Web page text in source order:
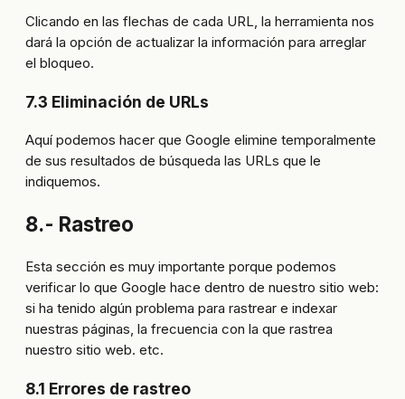
Clicando en las flechas de cada URL, la herramienta nos
dará la opción de actualizar la información para arreglar
el bloqueo.
7.3 Eliminación de URLs
Aquí podemos hacer que Google elimine temporalmente
de sus resultados de búsqueda las URLs que le
indiquemos.
8.- Rastreo
Esta sección es muy importante porque podemos
verificar lo que Google hace dentro de nuestro sitio web:
si ha tenido algún problema para rastrear e indexar
nuestras páginas, la frecuencia con la que rastrea
nuestro sitio web. etc.
8.1 Errores de rastreo